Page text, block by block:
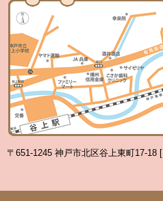
〒651-1245 神戸市北区谷上東町17-18 [